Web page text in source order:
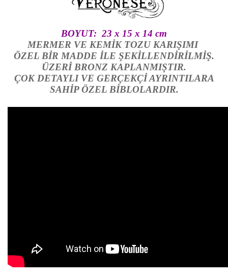
BOYUT: 23 x 15 x 14 cm
MERMER VE KEMİK TOZU KARIŞIMI
ÖZEL BİR MADDE İLE ŞEKİLLENDİRİLMİŞ.
ÜZERİ BRONZ KAPLANMIŞTIR.
ÇOK DETAYLI VE GERÇEKÇİ AYRINTILARA
SAHİP ÖZEL BİBLOLARDIR.